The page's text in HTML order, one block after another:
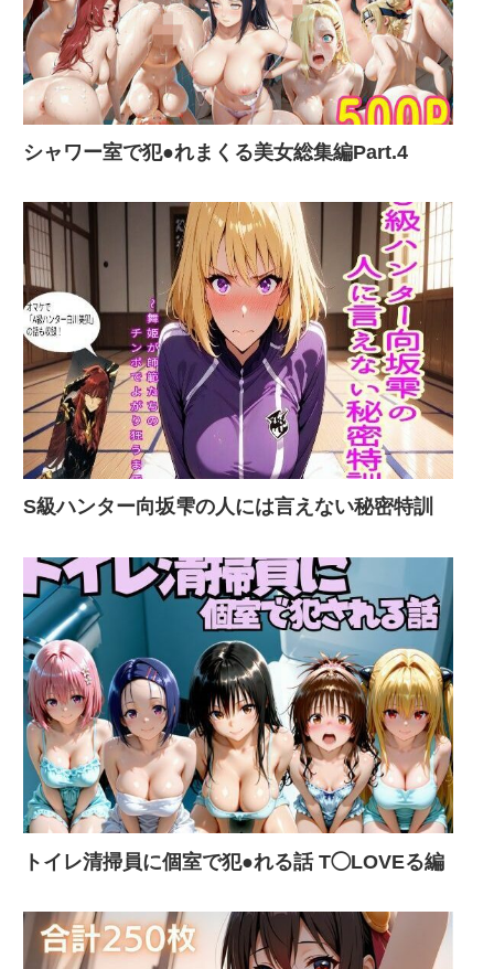
シャワー室で犯●れまくる美女総集編Part.4
S級ハンター向坂雫の人には言えない秘密特訓
トイレ清掃員に個室で犯●れる話 T◯LOVEる編